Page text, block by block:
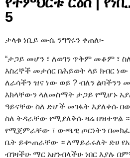
5
ታላቁ ነቢይ ሙሴ ንግግሩን ቀጠለ፡-
“ታጋይ መሆን ፣ ለወገን ጥቅም መቆም ፣
እስረኞች መታሰር በሕይወት ላይ ክብር
ለራሳችን ዝና ነው ወይ ? ብለን ልባችንን
እክላቸውን ላለመስማት ታጋይ የሚሆኑ
ዓይናቸው ስለ ድሆች መገፋት እያለቀሱ
ስለ ትዳራቸው የሚያለቅሱ ዛሬ በዝተዋል
የሚጀምራቸው ፣ ውጫዊ ጦርነትን
ቤት ይቍጠራቸው ። ለማይራሩለት ድሀ
ብገዛችሁ ማር አዘንብላችሁ ነበር እያሉ